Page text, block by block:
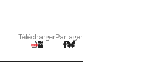
TéléchargerPartager